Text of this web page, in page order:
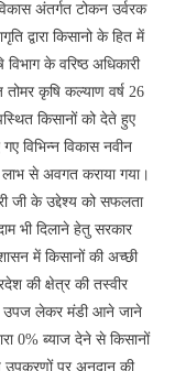
अंतर्गत टोकन उर्वरक
द्वारा किसानो के हित में
के वरिष्ठ अधिकारी
कृषि कल्याण वर्ष 26
किसानों को देते हुए
विभिन्न विकास नवीन
लाभ से अवगत कराया गया।
जी के उद्देश्य को सफलता
भी दिलाने हेतु सरकार
में किसानों की अच्छी
की क्षेत्र की तस्वीर
उपज लेकर मंडी आने जाने
0% ब्याज देने से किसानों
उपकरणों पर अनुदान की